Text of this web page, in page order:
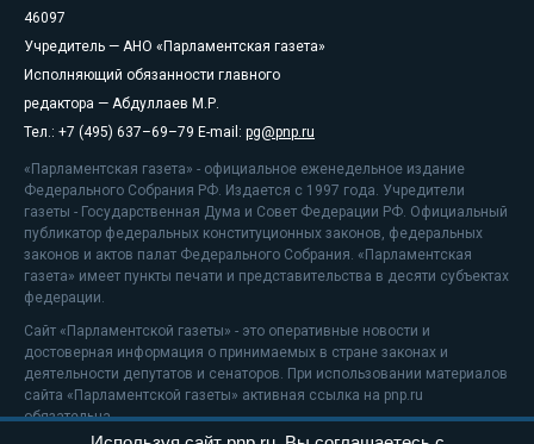
46097
Учредитель — АНО «Парламентская газета»
Исполняющий обязанности главного
редактора — Абдуллаев М.Р.
Тел.: +7 (495) 637–69–79 E-mail: pg@pnp.ru
«Парламентская газета» - официальное еженедельное издание
Федерального Собрания РФ. Издается с 1997 года. Учредители
газеты - Государственная Дума и Совет Федерации РФ. Официальный
публикатор федеральных конституционных законов, федеральных
законов и актов палат Федерального Собрания. «Парламентская
газета» имеет пункты печати и представительства в десяти субъектах
федерации.
Сайт «Парламентской газеты» - это оперативные новости и
достоверная информация о принимаемых в стране законах и
деятельности депутатов и сенаторов. При использовании материалов
сайта «Парламентской газеты» активная ссылка на pnp.ru
обязательна.